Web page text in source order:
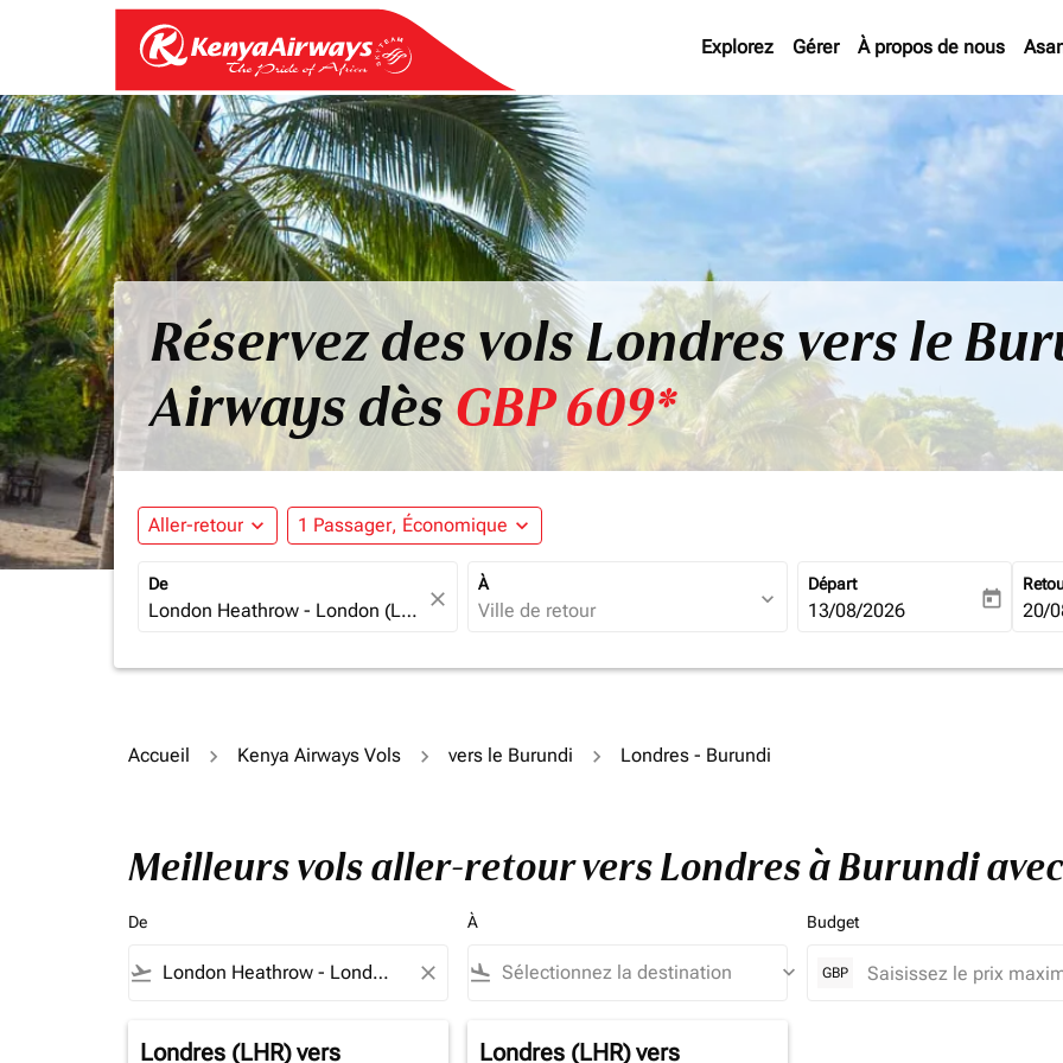
Explorez Gérer À propos de nous
Réservez des vols Londres vers le
Airways dèsGBP 609*
Aller-retour expand_more 1 Passager, Économique expand_more
De
close
À
expand_more
Départ
fc-booking-departure-date-
13/08/2026 today fc-
20/
Accueil Kenya Airways Vols vers le Burundi Londres - Burundi
Meilleurs vols aller-retour vers Londres à Burundi
De
flight_takeoff close
À
flight_land keyboard_arrow_down
Budget
GBP
Londres (LHR)vers
Londres (LHR)vers